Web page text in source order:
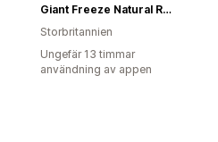
Giant Freeze Natural Refrigerant HVAC Systems
Storbritannien
Ungefär 13 timmar
användning av appen